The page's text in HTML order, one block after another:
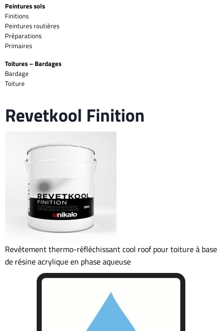
Peintures sols
Finitions
Peintures routières
Préparations
Primaires
Toitures – Bardages
Bardage
Toiture
Revetkool Finition
Revêtement thermo-réfléchissant cool roof pour toiture à base
de résine acrylique en phase aqueuse